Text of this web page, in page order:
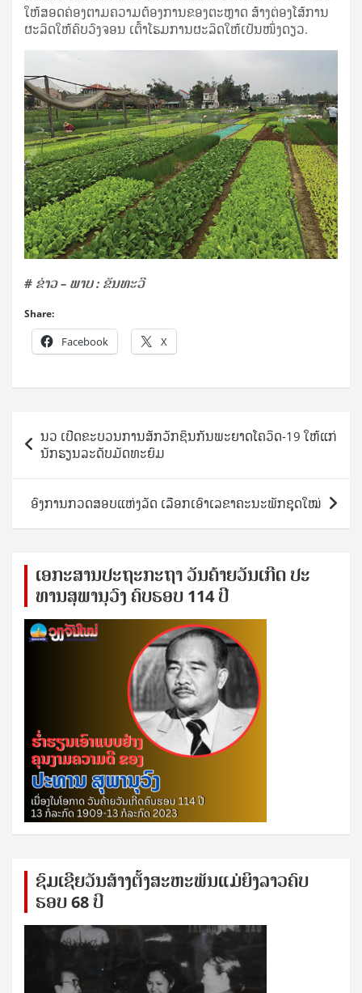
ໃຫ້ສອດຄ່ອງຕາມຄວາມຕ້ອງການຂອງຕະຫຼາດ ສ້າງຕ່ອງໂສ້ການ
ຜະລິດໃຫ້ຄົບວົງຈອນ ເຕົ້າໂຮມການຜະລິດໃຫ້ເປັນໜຶ່ງດຽວ.
# ຂ່າວ – ພາບ : ຂັນທະວີ
Share:
Facebook X
navigation
ນວ ເປີດຂະບວນການສັກວັກຊິນກັນພະຍາດໂຄວິດ-19 ໃຫ້ແກ່
ນັກຮຽນລະດັບມັດທະຍົມ
ອົງການກວດສອບແຫ່ງລັດ ເລືອກເອົາເລຂາຄະນະພັກຊຸດໃໝ່
ເອ​ກະ​ສານ​ປະ​ຖະ​ກະ​ຖ​າ ວັນ​ຄ້າຍ​ວັນ​ເກີດ ປ​ະ​
ທານ​ສຸ​ພາ​ນຸ​ວົງ ຄົບ​ຮອບ 114 ປີ
ຊົ​ມ​ເຊີຍ​ວັນ​ສ້າງ​ຕັ້ງ​ສະ​ຫະ​ພັນ​ແມ່​ຍິງ​​ລາວຄົບ​
ຮອບ 68 ປິ